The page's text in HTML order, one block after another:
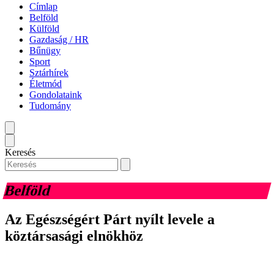
Címlap
Belföld
Külföld
Gazdaság / HR
Bűnügy
Sport
Sztárhírek
Életmód
Gondolataink
Tudomány
Keresés
Belföld
Az Egészségért Párt nyílt levele a
köztársasági elnökhöz